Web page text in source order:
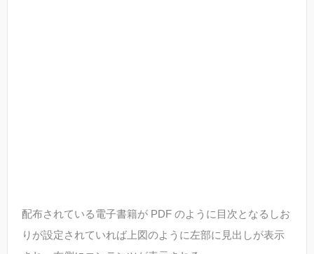
配布されている電子書籍が PDF のように目次となるしお
りが設定されていれば上図のように左部に見出しが表示